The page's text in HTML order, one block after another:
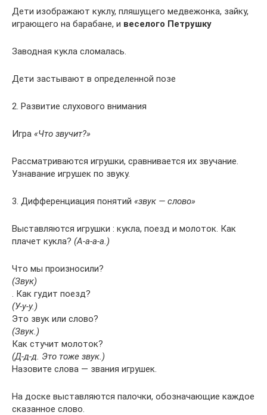
Дети изображают куклу, пляшущего медвежонка, зайку,
играющего на барабане, и веселого Петрушку
Заводная кукла сломалась.
Дети застывают в определенной позе
2. Развитие слухового внимания
Игра «Что звучит?»
Рассматриваются игрушки, сравнивается их звучание.
Узнавание игрушек по звуку.
3. Дифференциация понятий «звук — слово»
Выставляются игрушки : кукла, поезд и молоток. Как
плачет кукла? (А-а-а-а.)
Что мы произносили?
(Звук)
. Как гудит поезд?
(У-у-у.)
Это звук или слово?
(Звук.)
Как стучит молоток?
(Д-д-д. Это тоже звук.)
Назовите слова — звания игрушек.
На доске выставляются палочки, обозначающие каждое
сказанное слово.